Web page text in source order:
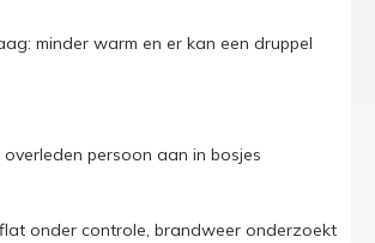
minder warm en er kan een druppel
persoon aan in bosjes
onder controle, brandweer onderzoekt